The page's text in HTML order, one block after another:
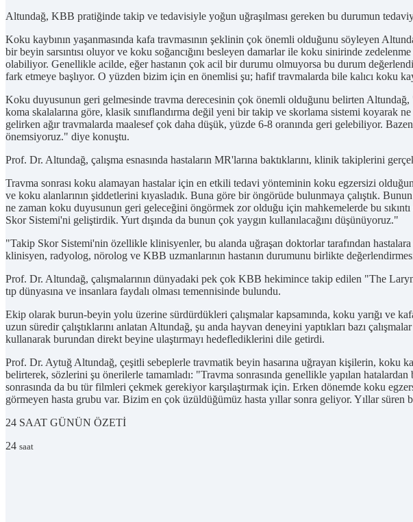
Altundağ, KBB pratiğinde takip ve tedavisiyle yoğun uğraşılması gereken bu durumun
Koku kaybının yaşanmasında kafa travmasının şeklinin çok önemli olduğunu söyleyen
bir beyin sarsıntısı oluyor ve koku soğancığını besleyen damarlar ile koku sinirinde
olabiliyor. Genellikle acilde, eğer hastanın çok acil bir durumu olmuyorsa bu durum
fark etmeye başlıyor. O yüzden bizim için en önemlisi şu; hafif travmalarda bile kalıcı koku
Koku duyusunun geri gelmesinde travma derecesinin çok önemli olduğunu belirten Altundağ,
koma skalalarına göre, klasik sınıflandırma değil yeni bir takip ve skorlama sistemi koyarak
gelirken ağır travmalarda maalesef çok daha düşük, yüzde 6-8 oranında geri gelebiliyor.
önemsiyoruz." diye konuştu.
Prof. Dr. Altundağ, çalışma esnasında hastaların MR'larına baktıklarını, klinik takiplerini
Travma sonrası koku alamayan hastalar için en etkili tedavi yönteminin koku egzersizi
ve koku alanlarının şiddetlerini kıyasladık. Buna göre bir öngörüde bulunmaya çalıştık.
ne zaman koku duyusunun geri geleceğini öngörmek zor olduğu için mahkemelerde bu
Skor Sistemi'ni geliştirdik. Yurt dışında da bunun çok yaygın kullanılacağını düşünüyoruz."
"Takip Skor Sistemi'nin özellikle klinisyenler, bu alanda uğraşan doktorlar tarafından
klinisyen, radyolog, nörolog ve KBB uzmanlarının hastanın durumunu birlikte
Prof. Dr. Altundağ, çalışmalarının dünyadaki pek çok KBB hekimince takip edilen "The
tıp dünyasına ve insanlara faydalı olması temennisinde bulundu.
Ekip olarak burun-beyin yolu üzerine sürdürdükleri çalışmalar kapsamında, koku yarığı ve
uzun süredir çalıştıklarını anlatan Altundağ, şu anda hayvan deneyini yaptıkları bazı
kullanarak burundan direkt beyine ulaştırmayı hedeflediklerini dile getirdi.
Prof. Dr. Aytuğ Altundağ, çeşitli sebeplerle travmatik beyin hasarına uğrayan kişilerin, koku
belirterek, sözlerini şu önerilerle tamamladı: "Travma sonrasında genellikle yapılan
sonrasında da bu tür filmleri çekmek gerekiyor karşılaştırmak için. Erken dönemde koku
görmeyen hasta grubu var. Bizim en çok üzüldüğümüz hasta yıllar sonra geliyor. Yıllar süren
24 SAAT GÜNÜN ÖZETİ
24 saat